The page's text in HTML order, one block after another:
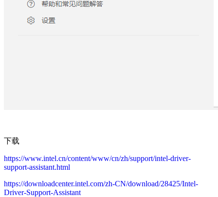
下载
https://www.intel.cn/content/www/cn/zh/support/intel-driver-
support-assistant.html
https://downloadcenter.intel.com/zh-CN/download/28425/Intel-
Driver-Support-Assistant